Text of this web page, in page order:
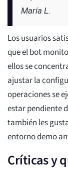
María L.
Los usuarios
que el bot
ellos se
ajustar la
operaciones se
estar pendiente
también les
entorno demo
Críticas y